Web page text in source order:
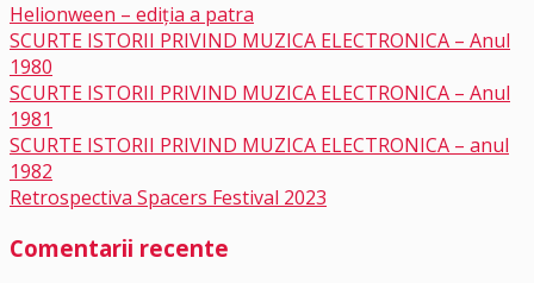
Helionween – ediția a patra
SCURTE ISTORII PRIVIND MUZICA ELECTRONICA – Anul
1980
SCURTE ISTORII PRIVIND MUZICA ELECTRONICA – Anul
1981
SCURTE ISTORII PRIVIND MUZICA ELECTRONICA – anul
1982
Retrospectiva Spacers Festival 2023
Comentarii recente